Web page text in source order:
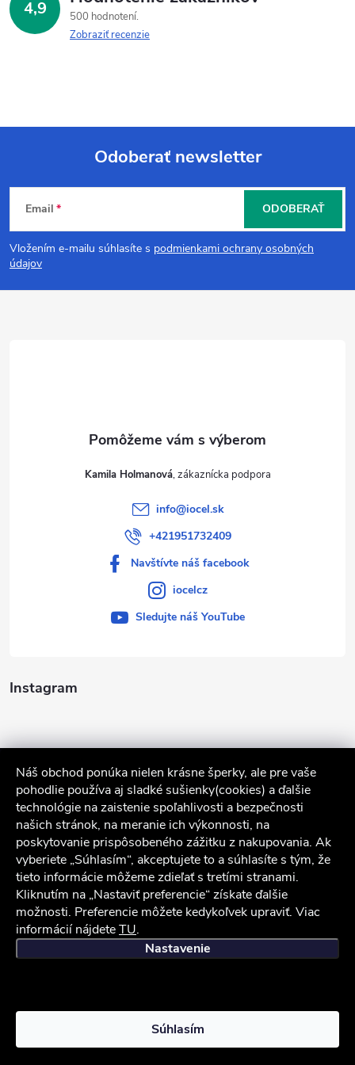
Náš obchod ponúka nielen krásne šperky, ale pre vaše
pohodlie používa aj sladké sušienky(cookies) a ďalšie
technológie na zaistenie spoľahlivosti a bezpečnosti
našich stránok, na meranie ich výkonnosti, na
poskytovanie prispôsobeného zážitku z nakupovania. Ak
vyberiete „Súhlasím“, akceptujete to a súhlasíte s tým, že
tieto informácie môžeme zdieľať s tretími stranami.
Kliknutím na „Nastaviť preferencie“ získate ďalšie
možnosti. Preferencie môžete kedykoľvek upraviť. Viac
informácií nájdeteTU.
Nastavenie
Súhlasím
4,9
500 hodnotení
Zobraziť recenzie
Z
á
p
Odoberať newsletter
Email
Vložením e-mailu súhlasíte s podmienkami ochrany osobných
údajov
ODOBERAŤ
Instagram
Sledovať na Instagrame
Služby zákazníkom
Kamila Holmanová
info@iocel.sk
+421951732409
Navštívte náš facebook
iocelcz
Sledujte náš YouTube
iocel.sk Obchodné podmienky Ochrana osobných údajov
Vytvoril Shoptet